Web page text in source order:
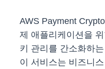
AWS Payment
제 애플리케이션을
키 관리를 간소화하
이 서비스는 비즈니